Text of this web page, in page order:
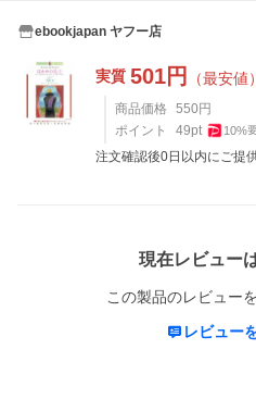
ebookjapan ヤフー店
実質 501円 （最安値）
商品価格 550 円
ポイント
49pt 10%
注文確認後0日以内にご提
現在レビュー
この製品のレビュー
レビュー